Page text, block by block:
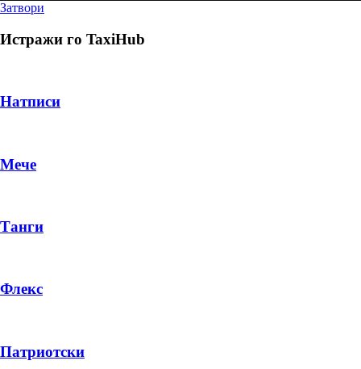
PRODUCT
Затвори
Истражи го TaxiHub
Натписи
Мече
Танги
Флекс
Патриотски